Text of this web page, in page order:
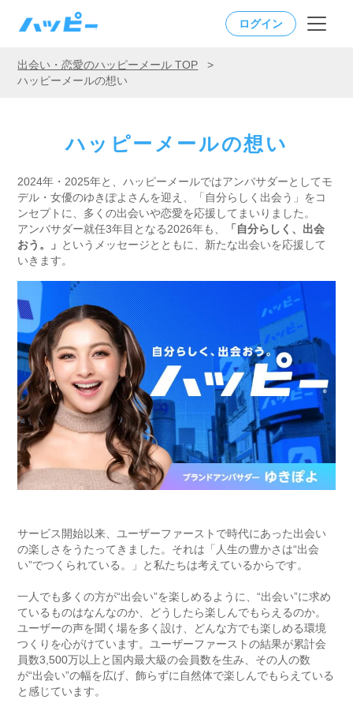
ログイン
出会い・恋愛のハッピーメール TOP
>
ハッピーメールの想い
ハッピーメールの想い
2024年・2025年と、ハッピーメールではアンバサダーとしてモ
デル・女優のゆきぽよさんを迎え、「自分らしく出会う」をコ
ンセプトに、多くの出会いや恋愛を応援してまいりました。
アンバサダー就任3年目となる2026年も、
「自分らしく、出会
おう。」 というメッセージとともに、新たな出会いを応援して
いきます。
サービス開始以来、ユーザーファーストで時代にあった出会い
の楽しさをうたってきました。それは「人生の豊かさは“出会
い”でつくられている。」と私たちは考えているからです。
一人でも多くの方が“出会い”を楽しめるように、“出会い”に求め
ているものはなんなのか、どうしたら楽しんでもらえるのか。
ユーザーの声を聞く場を多く設け、どんな方でも楽しめる環境
つくりを心がけています。ユーザーファーストの結果が累計会
員数3,500万以上と国内最大級の会員数を生み、その人の数
が“出会い”の幅を広げ、飾らずに自然体で楽しんでもらえている
と感じています。